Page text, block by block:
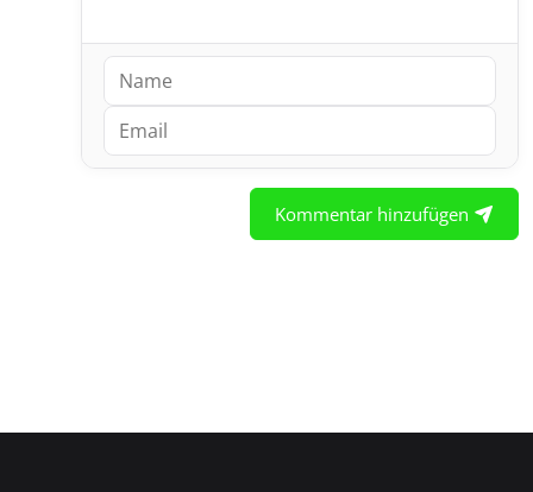
Kommentar hinzufügen